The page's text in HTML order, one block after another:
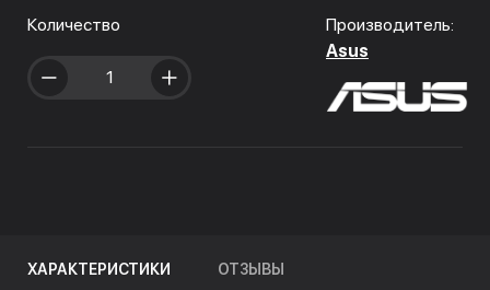
Количество
Производитель:
Asus
ХАРАКТЕРИСТИКИ ОТЗЫВЫ